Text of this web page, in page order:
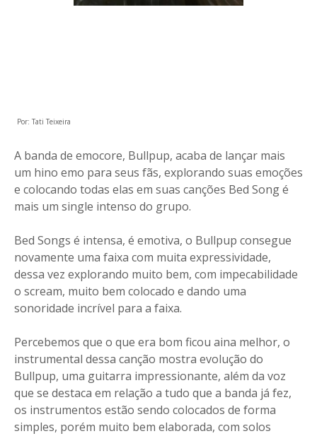
Por: Tati Teixeira
A banda de emocore, Bullpup, acaba de lançar mais
um hino emo para seus fãs, explorando suas emoções
e colocando todas elas em suas canções Bed Song é
mais um single intenso do grupo.
Bed Songs é intensa, é emotiva, o Bullpup consegue
novamente uma faixa com muita expressividade,
dessa vez explorando muito bem, com impecabilidade
o scream, muito bem colocado e dando uma
sonoridade incrível para a faixa.
Percebemos que o que era bom ficou aina melhor, o
instrumental dessa canção mostra evolução do
Bullpup, uma guitarra impressionante, além da voz
que se destaca em relação a tudo que a banda já fez,
os instrumentos estão sendo colocados de forma
simples, porém muito bem elaborada, com solos